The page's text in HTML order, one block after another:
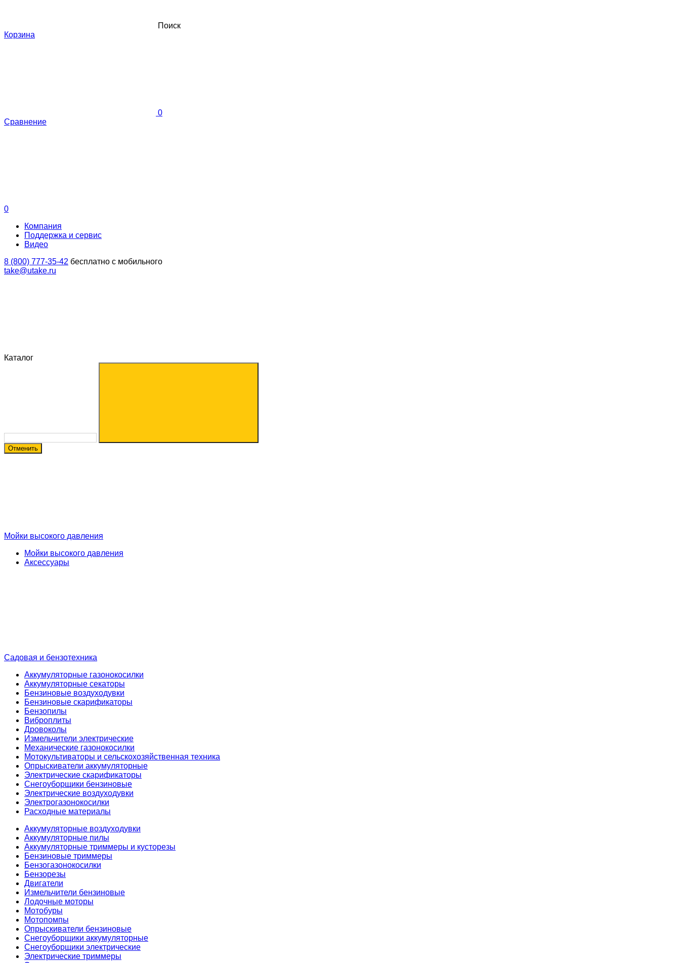
Поиск
Корзина
0
Сравнение
0
Компания
Поддержка и сервис
Видео
8 (800) 777-35-42 бесплатно с мобильного
take@utake.ru
Каталог
Отменить
Мойки высокого давления
Мойки высокого давления
Аксессуары
Садовая и бензотехника
Аккумуляторные газонокосилки
Аккумуляторные секаторы
Бензиновые воздуходувки
Бензиновые скарификаторы
Бензопилы
Виброплиты
Дровоколы
Измельчители электрические
Механические газонокосилки
Мотокультиваторы и сельскохозяйственная техника
Опрыскиватели аккумуляторные
Электрические скарификаторы
Снегоуборщики бензиновые
Электрические воздуходувки
Электрогазонокосилки
Расходные материалы
Аккумуляторные воздуходувки
Аккумуляторные пилы
Аккумуляторные триммеры и кусторезы
Бензиновые триммеры
Бензогазонокосилки
Бензорезы
Двигатели
Измельчители бензиновые
Лодочные моторы
Мотобуры
Мотопомпы
Опрыскиватели бензиновые
Снегоуборщики аккумуляторные
Снегоуборщики электрические
Электрические триммеры